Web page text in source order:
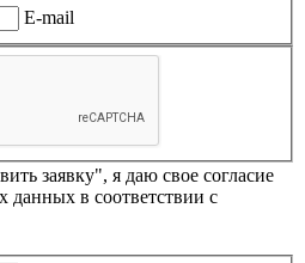
E-mail
заявку", я даю свое согласие
данных в соответствии с